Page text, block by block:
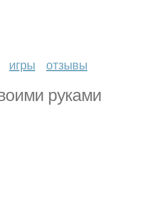
игры отзывы
руками